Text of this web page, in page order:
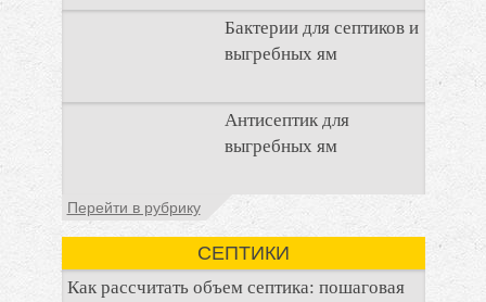
концентрат, который
используется
Бактерии для септиков и
выгребных ям
Очистка
канализационного
стока или выгребной
не самым приятным
аспектом
Антисептик для
выгребных ям
Общие сведения об
антисептиках
Антисептик для
выгребных ям – это
специальные
Перейти в рубрику
СЕПТИКИ
Как рассчитать объем септика: пошаговая